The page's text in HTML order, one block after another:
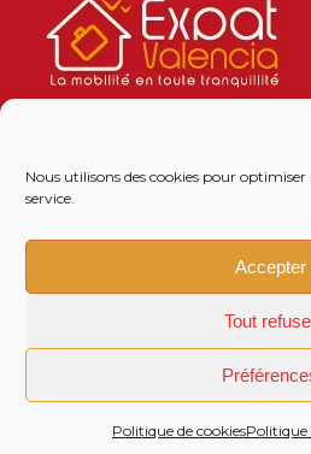
Nous utilisons des cookies pour
service.
Accepter
Tout
Politique de cookiesPolitique